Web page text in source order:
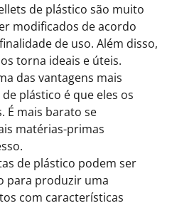
de plástico são muito
modificados de acordo
de uso. Além disso,
torna ideais e úteis.
das vantagens mais
plástico é que eles os
É mais barato se
matérias-primas
de plástico podem ser
para produzir uma
com características